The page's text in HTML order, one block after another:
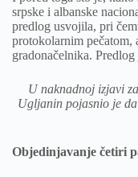
srpske i albanske
predlog usvojila, pri
protokolarnim pečatom,
gradonačelnika.
U naknadnoj izjavi
Ugljanin pojasnio je
Objedinjavanje četiri